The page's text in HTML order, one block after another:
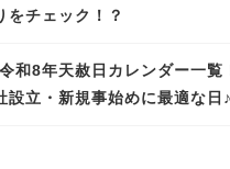
をチェック！？
和8年天赦日カレンダー一覧
設立・新規事始めに最適な日♪